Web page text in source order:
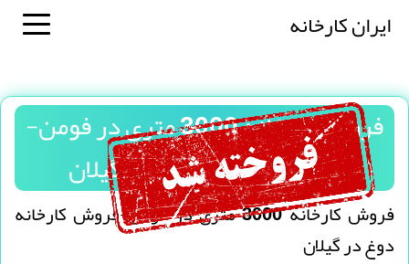
ایران کارخانه
فروش کارخانه 3000 متری در فومن-
فروش کارخانه دوغ در گیلان
فروش کارخانه 3000 متری در فومن-فروش کارخانه
دوغ در گیلان